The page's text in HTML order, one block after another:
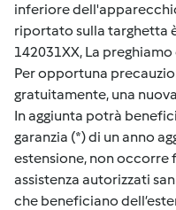
inferiore
riportato sulla targhetta
142031XX, La
Per opportuna
gratuitamente, una
In aggiunta potrà
garanzia (*) di un anno
estensione, non occorre
assistenza autorizzati
che beneficiano